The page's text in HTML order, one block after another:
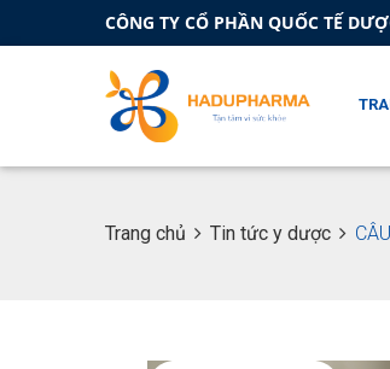
CÔNG TY CỔ PHẦN QUỐC TẾ
Trang chủ Tin tức y dược